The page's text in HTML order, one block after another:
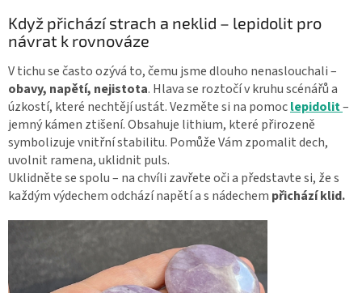
Když přichází strach a neklid – lepidolit pro
návrat k rovnováze
V tichu se často ozývá to, čemu jsme dlouho nenaslouchali –
obavy, napětí, nejistota. Hlava se roztočí v kruhu scénářů a
úzkostí, které nechtějí ustát. Vezměte si na pomoclepidolit–
jemný kámen ztišení. Obsahuje lithium, které přirozeně
symbolizuje vnitřní stabilitu. Pomůže Vám zpomalit dech,
uvolnit ramena, uklidnit puls.
Uklidněte se spolu – na chvíli zavřete oči a představte si, že s
každým výdechem odchází napětí a s nádechem přichází klid.